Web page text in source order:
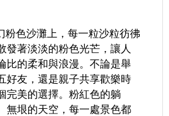
粉色沙灘上，每一粒沙粒彷彿
發著淡淡的粉色光芒，讓人
比的柔和與浪漫。不論是舉
好友，還是親子共享歡樂時
完美的選擇。粉紅色的躺
無垠的天空，每一處景色都